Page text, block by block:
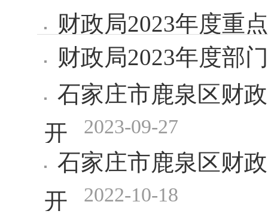
财政局2023年度重
财政局2023年度部
石家庄市鹿泉区财
开 2023-09-27
石家庄市鹿泉区财
开 2022-10-18